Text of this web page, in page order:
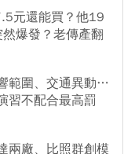
元還能買？他19
爆發？老傳產翻
範圍、交通異動…
習不配合最高罰
兩廠、比照群創模